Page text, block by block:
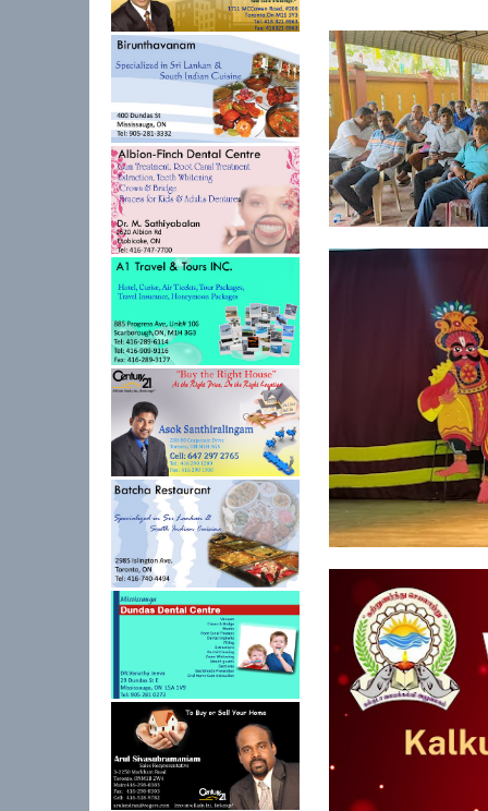
ஓய்வூதியத்தை
கல்குடா கல்வி
ஏற்பாட்டில...